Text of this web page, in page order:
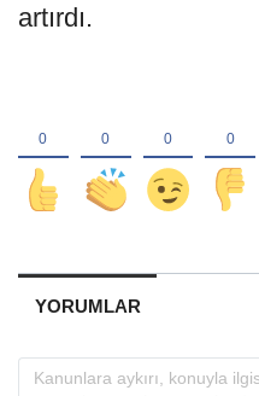
artırdı.
YORUMLAR